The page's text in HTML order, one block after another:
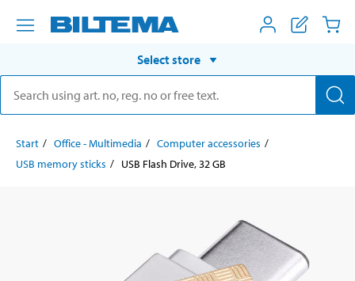
Select store
Start Office - Multimedia
Computer accessories
USB memory sticks
USB Flash Drive, 32 GB